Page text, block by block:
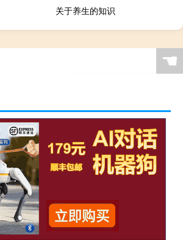
关于养生的知识
☚